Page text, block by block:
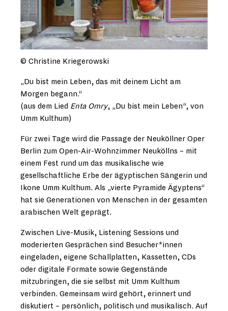
© Christine Kriegerowski
„Du bist mein Leben, das mit deinem Licht am
Morgen begann.“
(aus dem Lied Enta Omry, „Du bist mein Leben“, von
Umm Kulthum)
Für zwei Tage wird die Passage der Neuköllner Oper
Berlin zum Open-Air-Wohnzimmer Neuköllns – mit
einem Fest rund um das musikalische wie
gesellschaftliche Erbe der ägyptischen Sängerin und
Ikone Umm Kulthum. Als „vierte Pyramide Ägyptens“
hat sie Generationen von Menschen in der gesamten
arabischen Welt geprägt.
Zwischen Live-Musik, Listening Sessions und
moderierten Gesprächen sind Besucher*innen
eingeladen, eigene Schallplatten, Kassetten, CDs
oder digitale Formate sowie Gegenstände
mitzubringen, die sie selbst mit Umm Kulthum
verbinden. Gemeinsam wird gehört, erinnert und
diskutiert – persönlich, politisch und musikalisch. Auf